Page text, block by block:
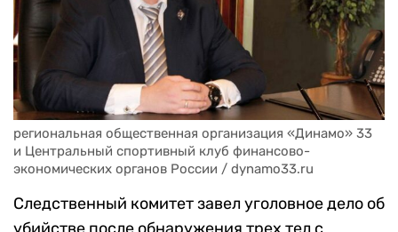
региональная общественная организация «Динамо» 33
и Центральный спортивный клуб финансово-
экономических органов России / dynamo33.ru
Следственный комитет завел уголовное дело об